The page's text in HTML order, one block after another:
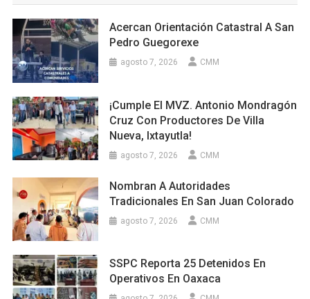
Acercan Orientación Catastral A San
Pedro Guegorexe
agosto 7, 2026 CMM
¡Cumple El MVZ. Antonio Mondragón
Cruz Con Productores De Villa
Nueva, Ixtayutla!
agosto 7, 2026 CMM
Nombran A Autoridades
Tradicionales En San Juan Colorado
agosto 7, 2026 CMM
SSPC Reporta 25 Detenidos En
Operativos En Oaxaca